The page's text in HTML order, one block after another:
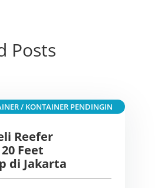
Posts
Reefer
Feet
di Jakarta
/ KONTAINER PENDINGIN